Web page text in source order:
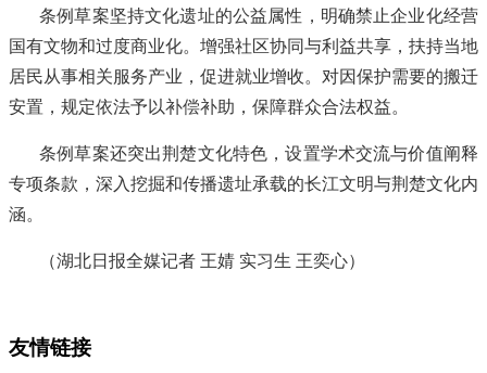
条例草案坚持文化遗址的公益属性，明确禁止企业化经营
国有文物和过度商业化。增强社区协同与利益共享，扶持当地
居民从事相关服务产业，促进就业增收。对因保护需要的搬迁
安置，规定依法予以补偿补助，保障群众合法权益。
条例草案还突出荆楚文化特色，设置学术交流与价值阐释
专项条款，深入挖掘和传播遗址承载的长江文明与荆楚文化内
涵。
（湖北日报全媒记者 王婧 实习生 王奕心）
友情链接